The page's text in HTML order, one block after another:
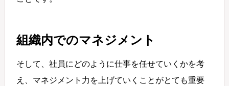
組織内でのマネジメント
そして、社員にどのように仕事を任せていくかを考
え、マネジメント力を上げていくことがとても重要